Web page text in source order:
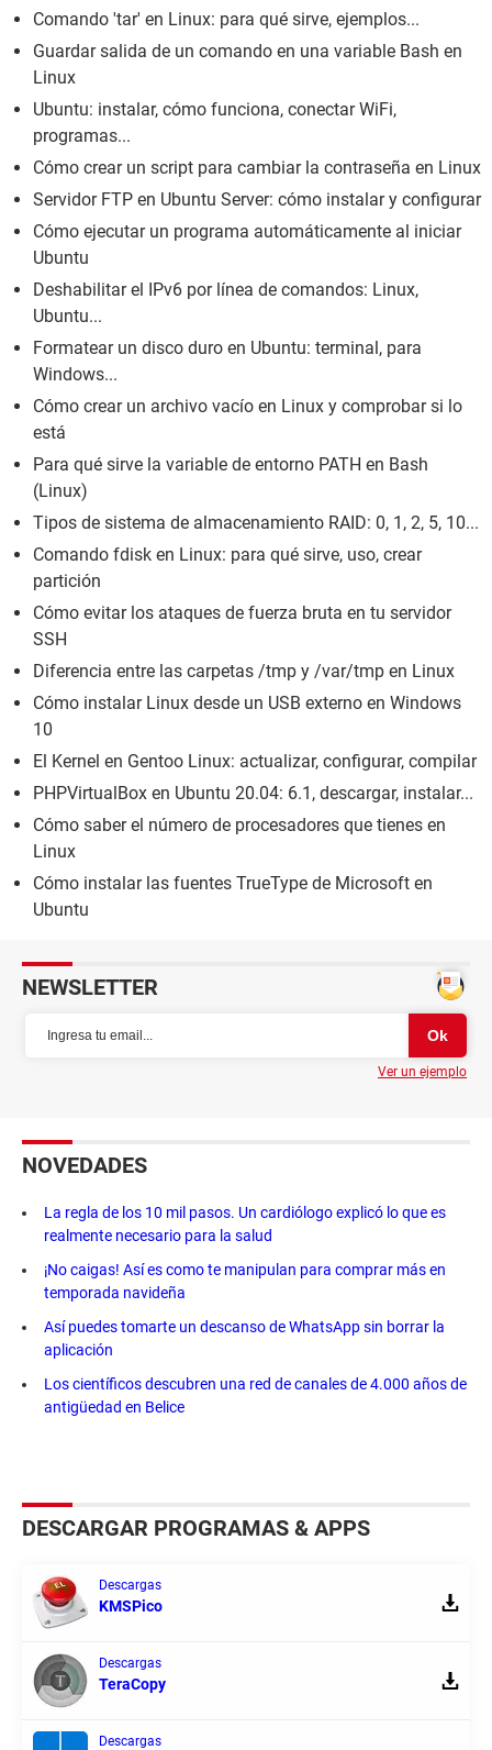
Comando 'tar' en Linux: para qué sirve, ejemplos...
Guardar salida de un comando en una variable Bash en
Linux
Ubuntu: instalar, cómo funciona, conectar WiFi,
programas...
Cómo crear un script para cambiar la contraseña en Linux
Servidor FTP en Ubuntu Server: cómo instalar y configurar
Cómo ejecutar un programa automáticamente al iniciar
Ubuntu
Deshabilitar el IPv6 por línea de comandos: Linux,
Ubuntu...
Formatear un disco duro en Ubuntu: terminal, para
Windows...
Cómo crear un archivo vacío en Linux y comprobar si lo
está
Para qué sirve la variable de entorno PATH en Bash
(Linux)
Tipos de sistema de almacenamiento RAID: 0, 1, 2, 5, 10...
Comando fdisk en Linux: para qué sirve, uso, crear
partición
Cómo evitar los ataques de fuerza bruta en tu servidor
SSH
Diferencia entre las carpetas /tmp y /var/tmp en Linux
Cómo instalar Linux desde un USB externo en Windows
10
El Kernel en Gentoo Linux: actualizar, configurar, compilar
PHPVirtualBox en Ubuntu 20.04: 6.1, descargar, instalar...
Cómo saber el número de procesadores que tienes en
Linux
Cómo instalar las fuentes TrueType de Microsoft en
Ubuntu
NEWSLETTER
Ver un ejemplo
NOVEDADES
La regla de los 10 mil pasos. Un cardiólogo explicó lo que es
realmente necesario para la salud
¡No caigas! Así es como te manipulan para comprar más en
temporada navideña
Así puedes tomarte un descanso de WhatsApp sin borrar la
aplicación
Los científicos descubren una red de canales de 4.000 años de
antigüedad en Belice
DESCARGAR PROGRAMAS & APPS
Descargas
KMSPico
Descargas
TeraCopy
Descargas